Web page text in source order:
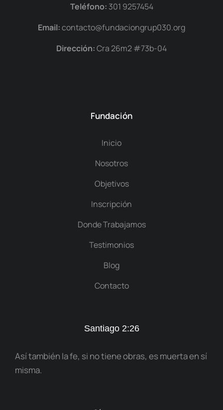
Teléfono: 301 9257454
Email:contacto@fundaciongrup030.org
Dirección:Cra 26m2 #73b-04
Fundación
Inicio
Nosotros
Objetivos
Inscripción
Donde Trabajamos
Testimonios
Blog
Contacto
Santiago 2:26
Así también la fe, si no tiene obras, es muerta en sí
misma.